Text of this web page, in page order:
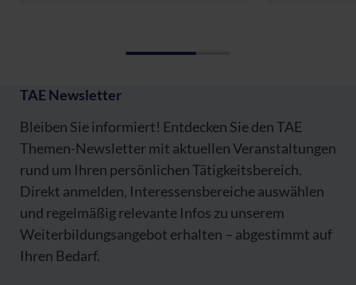
TAE Newsletter
Bleiben Sie informiert! Entdecken Sie den TAE
Themen-Newsletter mit aktuellen Veranstaltungen
rund um Ihren persönlichen Tätigkeitsbereich.
Direkt anmelden, Interessensbereiche auswählen
und regelmäßig relevante Infos zu unserem
Weiterbildungsangebot erhalten – abgestimmt auf
Ihren Bedarf.